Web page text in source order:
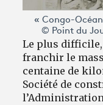
« Congo-
© Point du
Le plus
franchir le
centaine de
Société de